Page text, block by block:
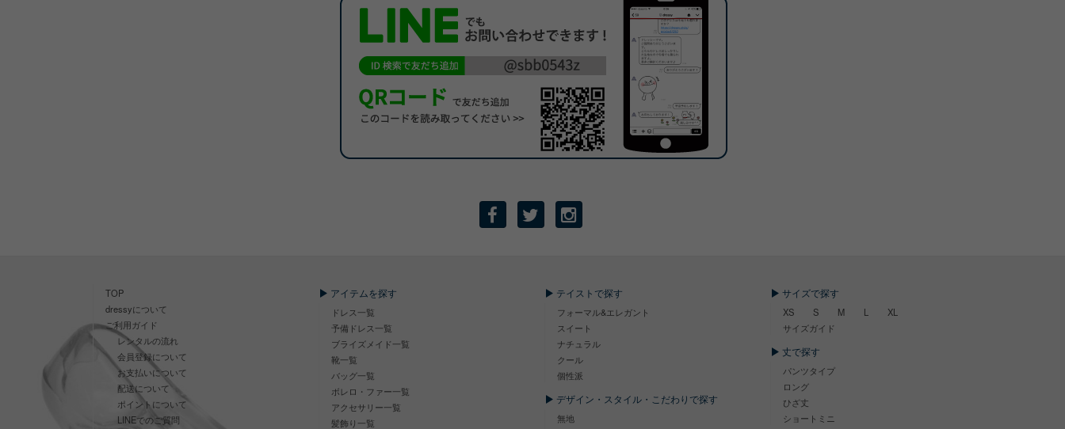
TOP
dressyについて
ご利用ガイド
レンタルの流れ
会員登録について
お支払いについて
配送について
ポイントについて
LINEでのご質問
アイテムを探す
ドレス一覧
予備ドレス一覧
ブライズメイド一覧
靴一覧
バッグ一覧
ボレロ・ファー一覧
アクセサリー一覧
髪飾り一覧
テイストで探す
フォーマル&エレガント
スイート
ナチュラル
クール
個性派
デザイン・スタイル・こだわりで探す
無地
サイズで探す
XS S M L
XL
サイズガイド
丈で探す
パンツタイプ
ロング
ひざ丈
ショートミニ